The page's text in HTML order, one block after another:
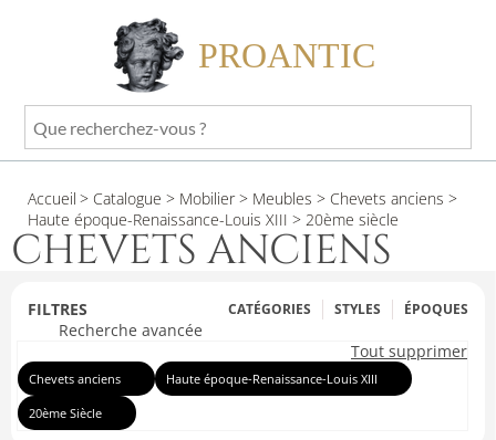
PROANTIC
Que
recherchez-
?
Accueil > Catalogue > Mobilier> Meubles > Chevets anciens >
Haute époque-Renaissance-Louis XIII > 20ème siècle
CHEVETS ANCIENS
FILTRES CATÉGORIES STYLES ÉPOQUES
Recherche avancée
Tout supprimer
Chevets anciens Haute époque-Renaissance-Louis XIII
20ème Siècle